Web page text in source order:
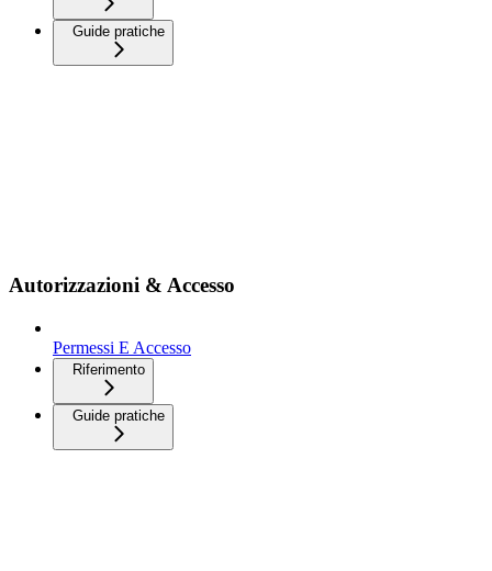
Guide pratiche
Autorizzazioni & Accesso
Permessi E Accesso
Riferimento
Guide pratiche